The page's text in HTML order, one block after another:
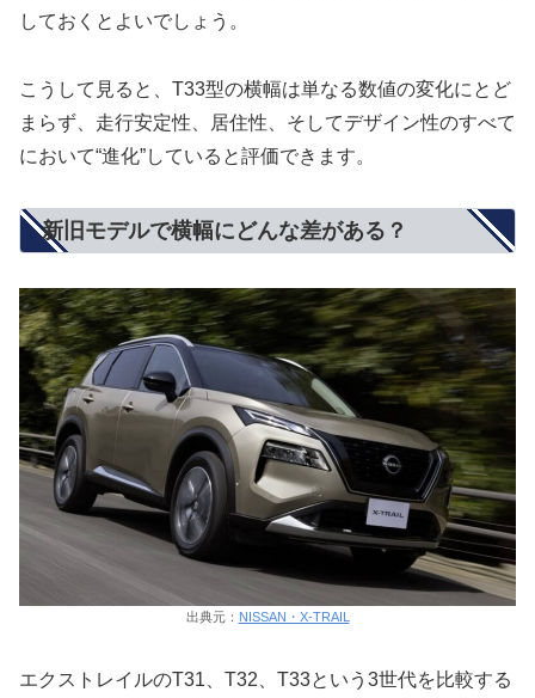
しておくとよいでしょう。
こうして見ると、T33型の横幅は単なる数値の変化にとど
まらず、走行安定性、居住性、そしてデザイン性のすべて
において“進化”していると評価できます。
新旧モデルで横幅にどんな差がある？
出典元： NISSAN・X-TRAIL
エクストレイルのT31、T32、T33という3世代を比較する